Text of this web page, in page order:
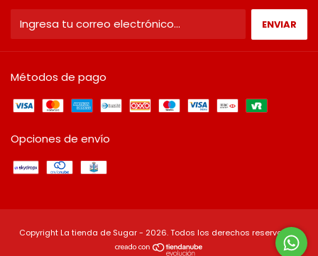
Métodos de pago
Opciones de envío
Copyright La tienda de Sugar - 2026. Todos los derechos reservados.